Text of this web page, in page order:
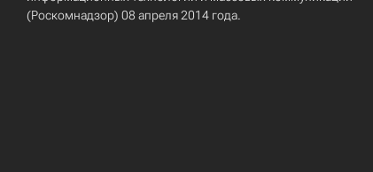
(Роскомнадзор) 08 апреля 2014 года.